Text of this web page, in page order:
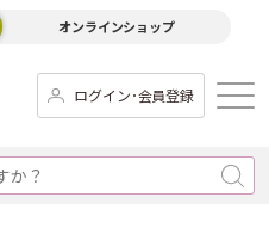
オンラインショップ
ログイン･会員登録